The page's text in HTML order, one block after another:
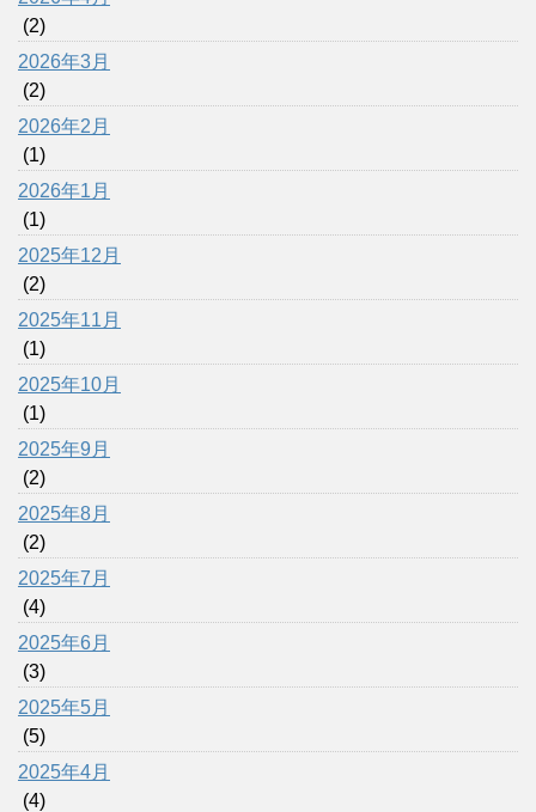
(2)
2026年3月
(2)
2026年2月
(1)
2026年1月
(1)
2025年12月
(2)
2025年11月
(1)
2025年10月
(1)
2025年9月
(2)
2025年8月
(2)
2025年7月
(4)
2025年6月
(3)
2025年5月
(5)
2025年4月
(4)